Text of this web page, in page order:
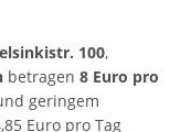
100,
betragen 8 Euro pro
geringem
Euro pro Tag